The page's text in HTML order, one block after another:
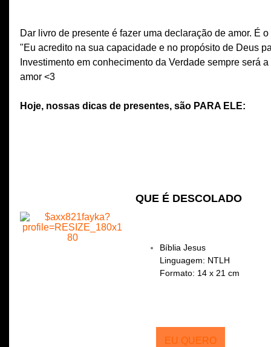
Dar livro de presente é fazer uma declaração de amor. É
"Eu acredito na sua capacidade e no propósito de Deus
Investimento em conhecimento da Verdade sempre será
amor <3
Hoje, nossas dicas de presentes, são PARA ELE:
QUE É DESCOLADO
Bíblia Jesus
Linguagem: NTLH
Formato: 14 x 21 cm
EU QUERO